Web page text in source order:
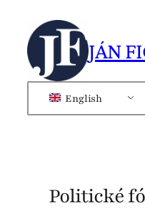
content
JÁN
English
Politické